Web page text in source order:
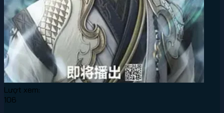
Lượt xem:
106